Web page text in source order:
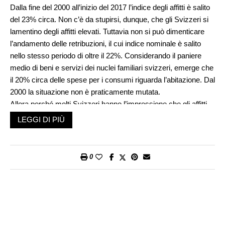
Dalla fine del 2000 all’inizio del 2017 l’indice degli affitti è salito
del 23% circa. Non c’è da stupirsi, dunque, che gli Svizzeri si
lamentino degli affitti elevati. Tuttavia non si può dimenticare
l’andamento delle retribuzioni, il cui indice nominale è salito
nello stesso periodo di oltre il 22%. Considerando il paniere
medio di beni e servizi dei nuclei familiari svizzeri, emerge che
il 20% circa delle spese per i consumi riguarda l’abitazione. Dal
2000 la situazione non è praticamente mutata.
Allora perché molti Svizzeri hanno l’impressione che gli affitti
siano incredibilmente cari? Un primo riferimento è fornito dalla
statistica dell’andamento degli affitti in base al periodo di
1991 sono nettamente inferiori a quelli degli appartamenti più
LEGGI DI PIÙ
0